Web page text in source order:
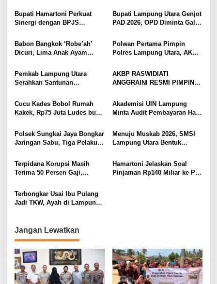
o
Tokoh Masyarakat dan Adat
Perkuat Kamtibmas
Jual Hasil Panen Meningkat
Bupati Hamartoni Perkuat
Sinergi dengan BPJS
Kesehatan Makin Cepat dan
Mudah
Bupati Lampung Utara Genjot
PAD 2026, OPD Diminta Gali
hingga Optimalkan PBB-P2
Babon Bangkok ‘Robe’ah’
Dicuri, Lima Anak Ayam
Gang Jalaba Kotabumi Heboh
Polwan Pertama Pimpin
Polres Lampung Utara, AKBP
Pedang Pora
Pemkab Lampung Utara
Serahkan Santunan
Korban Kebakaran
AKBP RASWIDIATI
ANGGRAINI RESMI PIMPIN
BAWA KOMITMEN PERKUAT
KAMTIBMAS DAN
PELAYANAN PRESISI
Cucu Kades Bobol Rumah
Kakek, Rp75 Juta Ludes buat
Ditembak Polisi
Akademisi UIN Lampung
Minta Audit Pembayaran Hak
Kepastian Hukum Tak Boleh
Berlarut
Polsek Sungkai Jaya Bongkar
Jaringan Sabu, Tiga Pelaku
Menuju Muskab 2026, SMSI
Lampung Utara Bentuk
Kepengurusan
Terpidana Korupsi Masih
Terima 50 Persen Gaji,
Tunggu Keputusan BKN
Hamartoni Jelaskan Soal
Pinjaman Rp140 Miliar ke PT
Terbongkar Usai Ibu Pulang
Jadi TKW, Ayah di Lampung
Tahun, Nyaris Diamuk Massa
Jangan Lewatkan